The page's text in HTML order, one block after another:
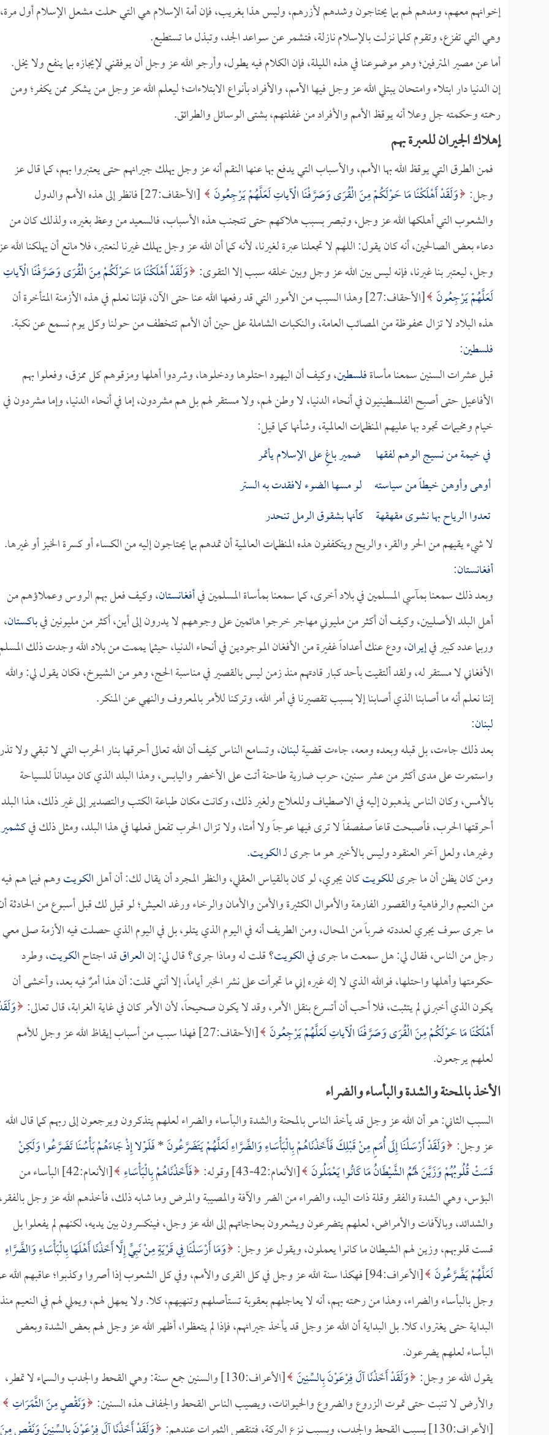
إخوانهم معهم، ومدهم لهم بما يحتاجون وشدهم لأزرهم، وليس هذا بغريب، فإن أمة الإسلام هي التي حملت مشعل الإسلام أول مرة،
وهي التي تفزع، وتقوم كلما نـزلت بالإسلام نازلة، فتشمر عن سواعد الجد، وتبذل ما تستطيع.
أما عن مصير المترفين؛ وهو موضوعنا في هذه الليلة، فإن الكلام فيه يطول، وأرجو الله عز وجل أن يوفقني لإيجازه بما ينفع ولا يخل.
إن الدنيا دار ابتلاء وامتحان يبتلي الله عز وجل فيها الأمم، والأفراد بأنواع الابتلاءات؛ ليعلم الله عز وجل من يشكر ممن يكفر؛ ومن
رحمته وحكمته جل وعلا أنه يوقظ الأمم والأفراد من غفلتهم، بشتى الوسائل والطرائق.
إهلاك الجيران للعبرة بهم
فمن الطرق التي يوقظ الله بها الأمم، والأسباب التي يدفع بها عنها النقم أنه عز وجل يهلك جيرانهم حتى يعتبروا بهم، كما قال عز
وجل: وَلَقَدْ أَهْلَكْنَا مَا حَوْلَكُمْ مِنَ الْقُرَى وَصَرَّفْنَا الْآياتِ لَعَلَّهُمْ يَرْجِعُونَ
[الأحقاف:27] فانظر إلى هذه الأمم والدول
والشعوب التي أهلكها الله عز وجل، وتبصر بسبب هلاكهم حتى تتجنب هذه الأسباب، فالسعيد من وعظ بغيره، ولذلك كان من
دعاء بعض الصالحين، أنه كان يقول: اللهم لا تجعلنا عبرة لغيرنا، لأنه كما أن الله عز وجل يهلك غيرنا لنعتبر، فلا مانع أن يهلكنا الله
وجل، ليعتبر بنا غيرنا، فإنه ليس بين الله عز وجل وبين خلقه سبب إلا التقوى: وَلَقَدْ أَهْلَكْنَا مَا حَوْلَكُمْ مِنَ الْقُرَى وَصَرَّفْنَا الْآياتِ
لَعَلَّهُمْ يَرْجِعُونَ
[الأحقاف:27] وهذا السبب من الأمور التي قد رفعها الله عنا حتى الآن، فإننا نعلم في هذه الأزمنة المتأخرة أن
هذه البلاد لا تزال محفوظة من المصائب العامة، والنكبات الشاملة على حين أن الأمم تتخطف من حولنا وكل يوم نسمع عن نكبة.
فلسطين:
قبل عشرات السنين سمعنا مأساةفلسطين، وكيف أن اليهود احتلوها ودخلوها، وشردوا أهلها ومزقوهم كل ممزق، وفعلوا بهم
الأفاعيل حتى أصبح الفلسطينيون في أنحاء الدنيا، لا وطن لهم، ولا مستقر لهم بل هم مشردون، إما في أنحاء الدنيا، وإما مشردون في
خيام ومخيمات تجود بها عليهم المنظمات العالمية، وشأنها كما قيل:
في خيمة من نسيج الوهم لفقها ضمير باغٍ على الإسلام يأتمر
أوهى وأوهن خيطاً من سياسته لو مسها الضوء لافقدت به الستر
تعدوا الرياح بها نشوى مقهقهة كأنها بشقوق الرمل تنحدر
لا شيء يقيهم من الحر والقر، والريح ويتكففون هذه المنظمات العالمية أن تمدهم بما يحتاجون إليه من الكساء أو كسرة الخبز أو غيرها.
أفغانستان:
وبعد ذلك سمعنا بمآسي المسلمين في بلاد أخرى، كما سمعنا بمأساة المسلمين فيأفغانستان، وكيف فعل بهم الروس وعملاؤهم من
أهل البلد الأصليين، وكيف أن أكثر من مليوني مهاجر خرجوا هائمين على وجوههم لا يدرون إلى أين، أكثر من مليونين فيباكستان،
وربما عدد كبير فيإيران، ودع عنك أعداداً غفيرة من الأفغان الموجودين في أنحاء الدنيا، حيثما يممت من بلاد الله وجدت ذلك
الأفغاني لا مستقر له، ولقد ألتقيت بأحد كبار قادتهم منذ زمن ليس بالقصير في مناسبة الحج، وهو من الشيوخ، فكان يقول لي: والله
إننا نعلم أنه ما أصابنا الذي أصابنا إلا بسبب تقصيرنا في أمر الله، وتركنا للأمر بالمعروف والنهي عن المنكر.
لبنان:
بعد ذلك جاءت، بل قبله وبعده ومعه، جاءت قضيةلبنان، وتسامع الناس كيف أن الله تعالى أحرقها بنار الحرب التي لا تبقي ولا
واستمرت على مدى أكثر من عشر سنين، حرب ضارية طاحنة أتت على الأخضر واليابس، وهذا البلد الذي كان ميداناً للسياحة
بالأمس، وكان الناس يذهبون إليه في الاصطياف وللعلاج ولغير ذلك، وكانت مكان طباعة الكتب والتصدير إلى غير ذلك، هذا البلد
أحرقتها الحرب، فأصبحت قاعاً صفصفاً لا ترى فيها عوجاً ولا أمتا، ولا تزال الحرب تفعل فعلها في هذا البلد، ومثل ذلك فيكشمير
وغيرها، ولعل آخر العنقود وليس بالأخير هو ما جرى لـالـكويت.
ومن كان يظن أن ما جرىللكويتكان يجري، لو كان بالقياس العقلي، والنظر المجرد أن يقال لك: أن أهلالكويتوهم فيما هم فيه
من النعيم والرفاهية والقصور الفارهة والأموال الكثيرة والأمن والأمان والرخاء ورغد العيش؛ لو قيل لك قبل أسبوع من الحادثة
ما جرى سوف يجري لعددته ضرباً من المحال، ومن الطريف أنه في اليوم الذي يتلو، بل في اليوم الذي حصلت فيه الأزمة صلى معي
رجل من الناس، فقال لي: هل سمعت ما جرى فيالكويت؟ قلت له وماذا جرى؟ قال لي: إنالعراققد اجتاحالكويت، وطرد
حكومتها وأهلها واحتلها، فوالله الذي لا إله غيره إني ما تجرأت على نشر الخبر أياماً، إلا أنني قلت: أن هذا أمرٌ فيه بعد، وأخشى أن
يكون الذي أخبرني لم يتثبت، فلا أحب أن أتسرع بنقل الأمر، وقد لا يكون صحيحاً، لأن الأمر كان في غاية الغرابة، قال تعالى:
أَهْلَكْنَا مَا حَوْلَكُمْ مِنَ الْقُرَى وَصَرَّفْنَا الْآياتِ لَعَلَّهُمْ يَرْجِعُونَ
[الأحقاف:27] فهذا سبب من أسباب إيقاظ الله عز وجل للأمم
لعلهم يرجعون.
الأخذ بالمحنة والشدة والبأساء والضراء
السبب الثاني: هو أن الله عز وجل قد يأخذ الناس بالمحنة والشدة والبأساء والضراء لعلهم يتذكرون ويرجعون إلى ربهم كما قال الله
عز وجل: وَلَقَدْ أَرْسَلْنَا إِلَى أُمَمٍ مِنْ قَبْلِكَ فَأَخَذْنَاهُمْ بِالْبَأْسَاءِ وَالضَّرَّاءِ لَعَلَّهُمْ يَتَضَرَّعُونَ*فَلَوْلا إِذْ جَاءَهُمْ بَأْسُنَا تَضَرَّعُوا وَلَكِنْ
قَسَتْ قُلُوبُهُمْ وَزَيَّنَ لَهُمُ الشَّيْطَانُ مَا كَانُوا يَعْمَلُونَ [الأنعام:42-43] وقوله: فَأَخَذْنَاهُمْ بِالْبَأْسَاءِ
[الأنعام:42] البأساء من
البؤس، وهي الشدة والفقر وقلة ذات اليد، والضراء من الضر والآفة والمصيبة والمرض وما شابه ذلك، فأخذهم الله عز وجل
والشدائد، وبالآفات والأمراض، لعلهم يتضرعون ويشعرون بحاجاتهم إلى الله عز وجل، فينكسرون بين يديه، لكنهم لم يفعلوا بل
قست قلوبهم، وزين لهم الشيطان ما كانوا يعملون، ويقول عز وجل: وَمَا أَرْسَلْنَا فِي قَرْيَةٍ مِنْ نَبِيٍّ إِلَّا أَخَذْنَا أَهْلَهَا بِالْبَأْسَاءِ وَالضَّرَّاءِ
لَعَلَّهُمْ يَضَّرَّعُونَ
[الأعراف:94] فهكذا سنة الله عز وجل في كل القرى والأمم، وفي كل الشعوب إذا أصروا وكذبوا؛ عاقبهم الله
وجل بالبأساء والضراء، وهذا من رحمته بهم، أنه لا يعاجلهم بعقوبة تستأصلهم وتنهيهم، كلا. ولا يمهل لهم، ويملي لهم في النعيم منذ
البداية حتى يغتروا، كلا. بل البداية أن الله عز وجل قد يأخذ جيرانهم، فإذا لم يتعظوا، أظهر الله عز وجل لهم بعض الشدة وبعض
البأساء لعلهم يضرعون.
يقول الله عز وجل: وَلَقَدْ أَخَذْنَا آلَ فِرْعَوْنَ بِالسِّنِينَ
[الأعراف:130] والسنين جمع سنة: وهي القحط والجدب والسماء لا تمطر،
والأرض لا تنبت حتى تموت الزروع والضروع والحيوانات، ويصيب الناس القحط والجفاف هذه السنين: وَنَقْصٍ مِنَ الثَّمَرَاتِ